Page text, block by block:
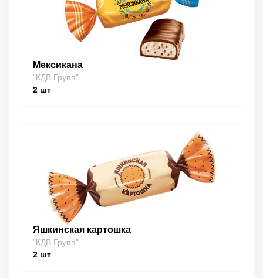
Мексикана
"КДВ Групп"
2 шт
Яшкинская картошка
"КДВ Групп"
2 шт